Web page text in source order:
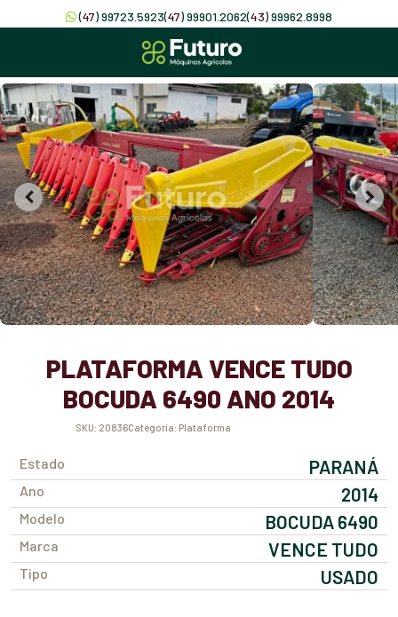
(47) 99723.5923(47) 99901.2062(43) 99962.8998
PLATAFORMA VENCE TUDO
BOCUDA 6490 ANO 2014
SKU: 20836 Categoria: Plataforma
Estado PARANÁ
Ano 2014
Modelo BOCUDA 6490
Marca VENCE TUDO
Tipo USADO